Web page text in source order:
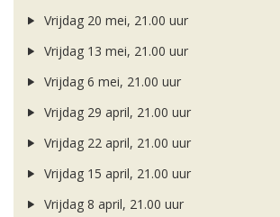
Vrijdag 20 mei, 21.00 uur
Vrijdag 13 mei, 21.00 uur
Vrijdag 6 mei, 21.00 uur
Vrijdag 29 april, 21.00 uur
Vrijdag 22 april, 21.00 uur
Vrijdag 15 april, 21.00 uur
Vrijdag 8 april, 21.00 uur